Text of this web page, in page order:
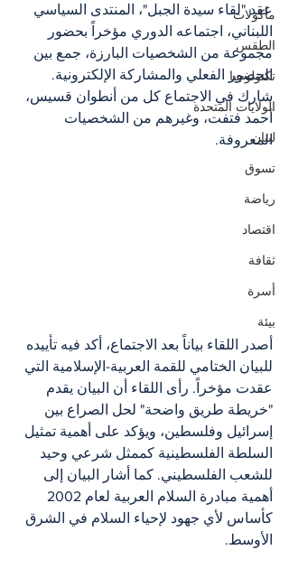
مأكولات
الطقس
تكنولوجيا
الولايات المتحدة
لبنان
تسوق
رياضة
اقتصاد
ثقافة
أسرة
بيئة
عقد "لقاء سيدة الجبل"، المنتدى السياسي
اللبناني، اجتماعه الدوري مؤخراً بحضور
مجموعة من الشخصيات البارزة، جمع بين
الحضور الفعلي والمشاركة الإلكترونية.
شارك في الاجتماع كل من أنطوان قسيس،
أحمد فتفت، وغيرهم من الشخصيات
المعروفة.
أصدر اللقاء بياناً بعد الاجتماع، أكد فيه تأييده
للبيان الختامي للقمة العربية-الإسلامية التي
عقدت مؤخراً. رأى اللقاء أن البيان يقدم
"خريطة طريق واضحة" لحل الصراع بين
إسرائيل وفلسطين، ويؤكد على أهمية تمثيل
السلطة الفلسطينية كممثل شرعي وحيد
للشعب الفلسطيني. كما أشار البيان إلى
كأساس لأي جهود لإحياء السلام في الشرق
الأوسط.